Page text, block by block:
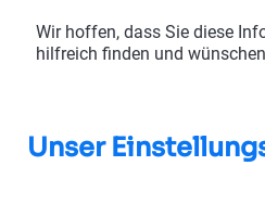
Wir hoffen, dass Sie diese
hilfreich finden und
Unser